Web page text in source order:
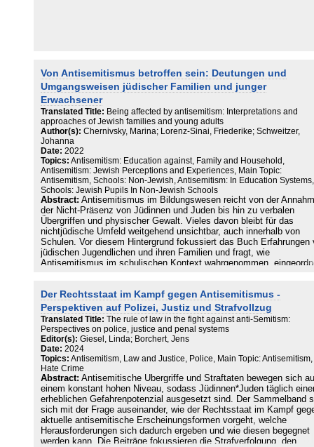
Von Antisemitismus betroffen sein: Deutungen und
Umgangsweisen jüdischer Familien und junger
Erwachsener
Translated Title: Being affected by antisemitism: Interpretations and
approaches of Jewish families and young adults
Author(s): Chernivsky, Marina; Lorenz-Sinai, Friederike; Schweitzer,
Johanna
Date: 2022
Topics: Antisemitism: Education against, Family and Household,
Antisemitism: Jewish Perceptions and Experiences, Main Topic:
Antisemitism, Schools: Non-Jewish, Antisemitism: In Education Systems,
Schools: Jewish Pupils In Non-Jewish Schools
Abstract: Antisemitismus im Bildungswesen reicht von der
der Nicht-Präsenz von Jüdinnen und Juden bis hin zu verbalen
Übergriffen und physischer Gewalt. Vieles davon bleibt für das
nichtjüdische Umfeld weitgehend unsichtbar, auch innerhalb von
Schulen. Vor diesem Hintergrund fokussiert das Buch Erfahrungen
jüdischen Jugendlichen und ihren Familien und fragt, wie
Antisemitismus im schulischen Kontext wahrgenommen,
Der Rechtsstaat im Kampf gegen Antisemitismus -
Perspektiven auf Polizei, Justiz und Strafvollzug
Translated Title: The rule of law in the fight against anti-Semitism:
Perspectives on police, justice and penal systems
Editor(s): Giesel, Linda; Borchert, Jens
Date: 2024
Topics: Antisemitism, Law and Justice, Police, Main Topic: Antisemitism,
Hate Crime
Abstract: Antisemitische Übergriffe und Straftaten bewegen sich
einem konstant hohen Niveau, sodass Jüdinnen*Juden täglich
erheblichen Gefahrenpotenzial ausgesetzt sind. Der Sammelband
sich mit der Frage auseinander, wie der Rechtsstaat im Kampf
aktuelle antisemitische Erscheinungsformen vorgeht, welche
Herausforderungen sich dadurch ergeben und wie diesen begegnet
werden kann. Die Beiträge fokussieren die Strafverfolgung, den